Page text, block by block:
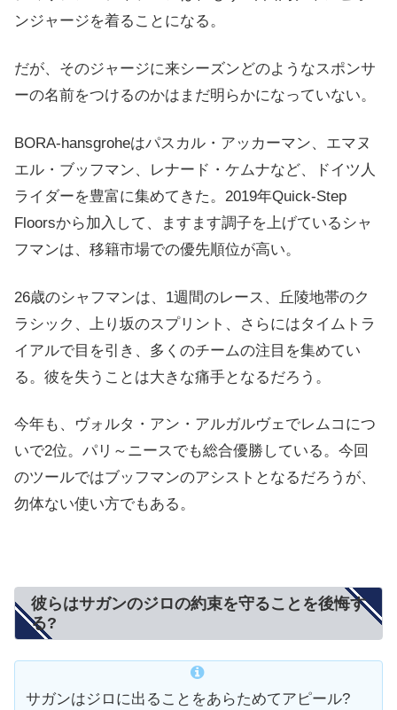
ンジャージを着ることになる。
だが、そのジャージに来シーズンどのようなスポンサ
ーの名前をつけるのかはまだ明らかになっていない。
BORA-hansgroheはパスカル・アッカーマン、エマヌ
エル・ブッフマン、レナード・ケムナなど、ドイツ人
ライダーを豊富に集めてきた。2019年Quick-Step
Floorsから加入して、ますます調子を上げているシャ
フマンは、移籍市場での優先順位が高い。
26歳のシャフマンは、1週間のレース、丘陵地帯のク
ラシック、上り坂のスプリント、さらにはタイムトラ
イアルで目を引き、多くのチームの注目を集めてい
る。彼を失うことは大きな痛手となるだろう。
今年も、ヴォルタ・アン・アルガルヴェでレムコにつ
いで2位。パリ～ニースでも総合優勝している。今回
のツールではブッフマンのアシストとなるだろうが、
勿体ない使い方でもある。
彼らはサガンのジロの約束を守ることを後悔す
る?
サガンはジロに出ることをあらためてアピール?